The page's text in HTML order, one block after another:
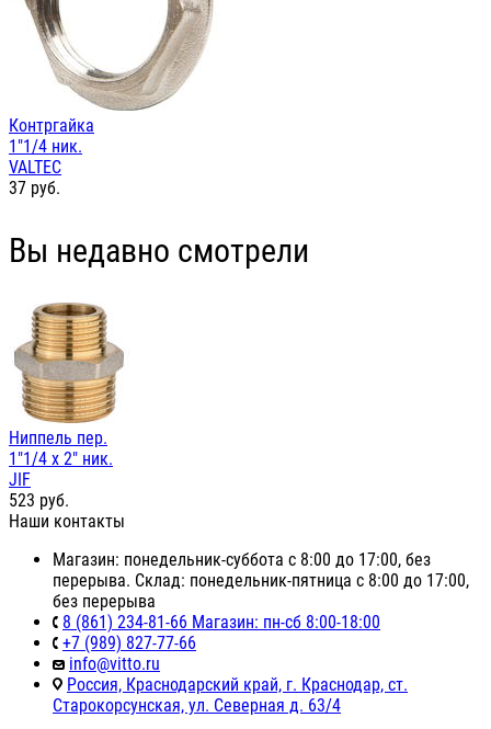
Контргайка
1"1/4 ник.
VALTEC
37 руб.
Вы недавно смотрели
Ниппель пер.
1"1/4 х 2" ник.
JIF
523 руб.
Наши контакты
Магазин: понедельник-суббота с 8:00 до 17:00, без
перерыва. Склад: понедельник-пятница с 8:00 до 17:00,
без перерыва
8 (861) 234-81-66 Магазин: пн-сб 8:00-18:00
+7 (989) 827-77-66
info@vitto.ru
Россия, Краснодарский край, г. Краснодар, ст.
Старокорсунская, ул. Северная д. 63/4